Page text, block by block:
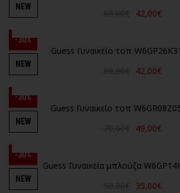
NEW
42,00€
-30%
NEW
Guess Γυναικείο τοπ
42,00€
-30%
NEW
Guess Γυναικείο τοπ
49,00€
-30%
NEW
Guess Γυναικεία μπλούζα
35,00€